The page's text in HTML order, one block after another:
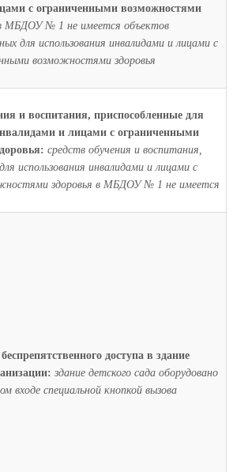
с ограниченными возможностями
МБДОУ № 1 не имеется объектов
для использования инвалидами и лицами с
возможностями здоровья
и воспитания, приспособленные для
и лицами с ограниченными
средств обучения и воспитания,
использования инвалидами и лицами с
здоровья в МБДОУ № 1 не имеется
доступа в здание
здание детского сада оборудовано
входе специальной кнопкой вызова